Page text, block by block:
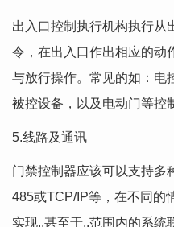
出入口控制执行机构执行从
令，在出入口作出相应的动
与放行操作。常见的如：电
被控设备，以及电动门等控
5.线路及通讯
门禁控制器应该可以支持多
485或TCP/IP等，在不同的
实现..甚至于..范围内的系统